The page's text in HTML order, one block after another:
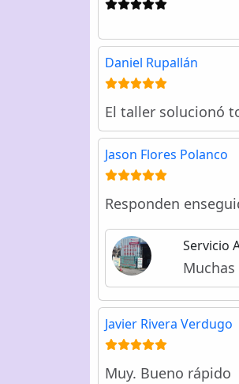
Daniel Rupallán
El taller solucionó
Jason Flores Polanco
Responden
Servicio
Javier Rivera Verdugo
Muy. Bueno rápido